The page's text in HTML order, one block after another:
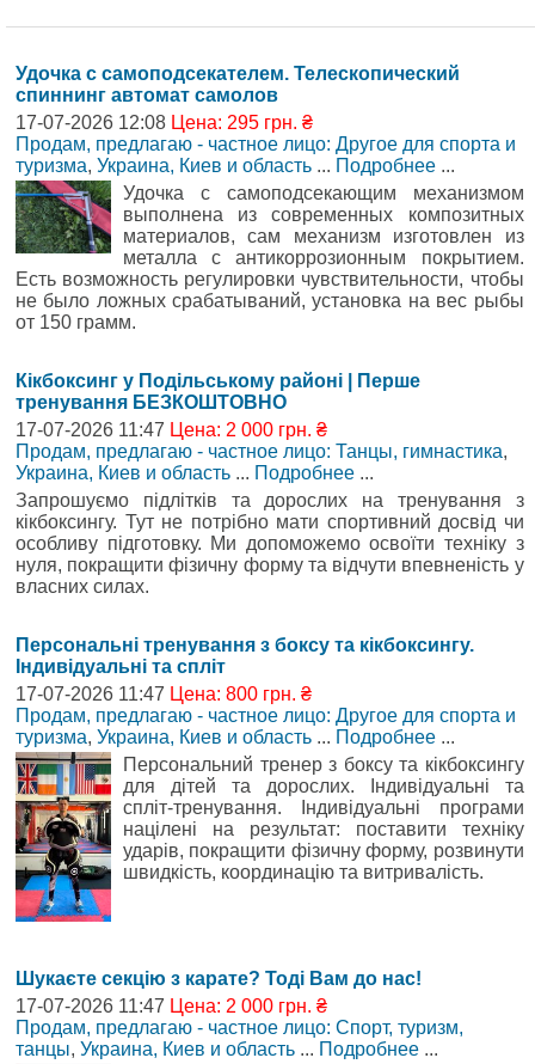
Удочка с самоподсекателем. Телескопический
спиннинг автомат самолов
17-07-2026 12:08 Цена: 295 грн. ₴
Продам, предлагаю - частное лицо: Другое для спорта и
туризма, Украина, Киев и область ... Подробнее ...
Удочка с самоподсекающим механизмом
выполнена из современных композитных
материалов, сам механизм изготовлен из
металла с антикоррозионным покрытием.
Есть возможность регулировки чувствительности, чтобы
не было ложных срабатываний, установка на вес рыбы
от 150 грамм.
Кікбоксинг у Подільському районі | Перше
тренування БЕЗКОШТОВНО
17-07-2026 11:47 Цена: 2 000 грн. ₴
Продам, предлагаю - частное лицо: Танцы, гимнастика,
Украина, Киев и область ... Подробнее ...
Запрошуємо підлітків та дорослих на тренування з
кікбоксингу. Тут не потрібно мати спортивний досвід чи
особливу підготовку. Ми допоможемо освоїти техніку з
нуля, покращити фізичну форму та відчути впевненість у
власних силах.
Персональні тренування з боксу та кікбоксингу.
Індивідуальні та спліт
17-07-2026 11:47 Цена: 800 грн. ₴
Продам, предлагаю - частное лицо: Другое для спорта и
туризма, Украина, Киев и область ... Подробнее ...
Персональний тренер з боксу та кікбоксингу
для дітей та дорослих. Індивідуальні та
спліт-тренування. Індивідуальні програми
націлені на результат: поставити техніку
ударів, покращити фізичну форму, розвинути
швидкість, координацію та витривалість.
Шукаєте секцію з карате? Тоді Вам до нас!
17-07-2026 11:47 Цена: 2 000 грн. ₴
Продам, предлагаю - частное лицо: Cпорт, туризм,
танцы, Украина, Киев и область ... Подробнее ...